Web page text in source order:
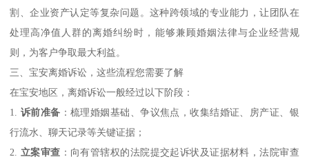
割、企业资产认定等复杂问题。这种跨领域的专业能力，让团队在
处理高净值人群的离婚纠纷时，能够兼顾婚姻法律与企业经营规
则，为客户争取最大利益。
三、宝安离婚诉讼，这些流程您需要了解
在宝安地区，离婚诉讼一般经过以下阶段：
1. 诉前准备 ：梳理婚姻基础、争议焦点，收集结婚证、房产证、银
行流水、聊天记录等关键证据；
2. 立案审查 ：向有管辖权的法院提交起诉状及证据材料，法院审查